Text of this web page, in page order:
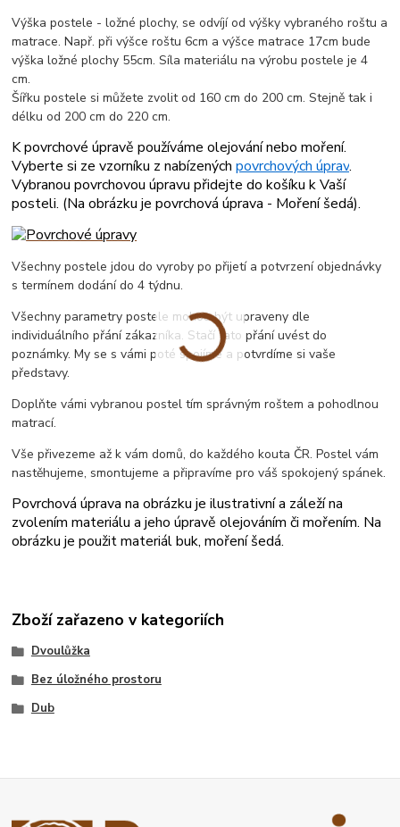
Výška postele - ložné plochy, se odvíjí od výšky vybraného roštu a
matrace. Např. při výšce roštu 6cm a výšce matrace 17cm bude
výška ložné plochy 55cm. Síla materiálu na výrobu postele je 4
cm.
Šířku postele si můžete zvolit od 160 cm do 200 cm. Stejně tak i
délku od 200 cm do 220 cm.
K povrchové úpravě používáme olejování nebo moření.
Vyberte si ze vzorníku z nabízenýchpovrchových úprav.
Vybranou povrchovou úpravu přidejte do košíku k Vaší
posteli. (Na obrázku je povrchová úprava - Moření šedá).
Všechny postele jdou do vyroby po přijetí a potvrzení objednávky
s termínem dodání do 4 týdnu.
Všechny parametry postele mohou být upraveny dle
individuálního přání zákazníka. Stačí tato přání uvést do
poznámky. My se s vámi poté spojíme a potvrdíme si vaše
představy.
Doplňte vámi vybranou postel tím správným roštem a pohodlnou
matrací.
Vše přivezeme až k vám domů, do každého kouta ČR. Postel vám
nastěhujeme, smontujeme a připravíme pro váš spokojený spánek.
Povrchová úprava na obrázku je ilustrativní a záleží na
zvolením materiálu a jeho úpravě olejováním či mořením. Na
obrázku je použit materiál buk, moření šedá.
Zboží zařazeno v kategoriích
Dvoulůžka
Bez úložného prostoru
Dub